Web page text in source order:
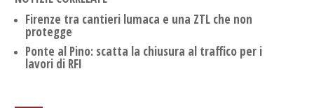
Firenze tra cantieri lumaca e una ZTL che non
protegge
Ponte al Pino: scatta la chiusura al traffico per i
lavori di RFI